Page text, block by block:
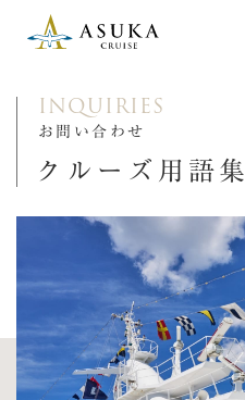
INQUIRIES
お問い合わせ
クルーズ用語集